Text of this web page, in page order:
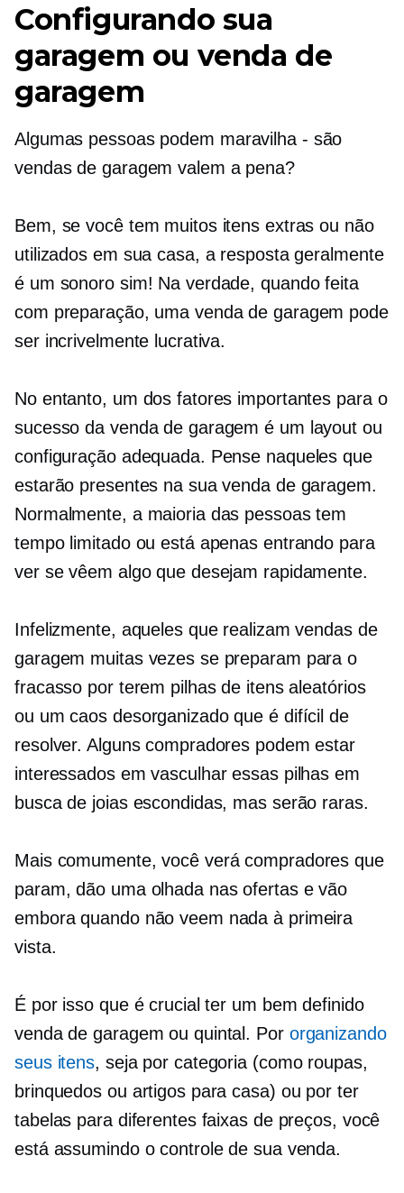
Configurando sua
garagem ou venda de
garagem
Algumas pessoas podem maravilha - são
vendas de garagem valem a pena?
Bem, se você tem muitos itens extras ou não
utilizados em sua casa, a resposta geralmente
é um sonoro sim! Na verdade, quando feita
com preparação, uma venda de garagem pode
ser incrivelmente lucrativa.
No entanto, um dos fatores importantes para o
sucesso da venda de garagem é um layout ou
configuração adequada. Pense naqueles que
estarão presentes na sua venda de garagem.
Normalmente, a maioria das pessoas tem
tempo limitado ou está apenas entrando para
ver se vêem algo que desejam rapidamente.
Infelizmente, aqueles que realizam vendas de
garagem muitas vezes se preparam para o
fracasso por terem pilhas de itens aleatórios
ou um caos desorganizado que é difícil de
resolver. Alguns compradores podem estar
interessados ​​​​em vasculhar essas pilhas em
busca de joias escondidas, mas serão raras.
Mais comumente, você verá compradores que
param, dão uma olhada nas ofertas e vão
embora quando não veem nada à primeira
vista.
É por isso que é crucial ter um bem definido
venda de garagem ou quintal. Por organizando
seus itens, seja por categoria (como roupas,
brinquedos ou artigos para casa) ou por ter
tabelas para diferentes faixas de preços, você
está assumindo o controle de sua venda.